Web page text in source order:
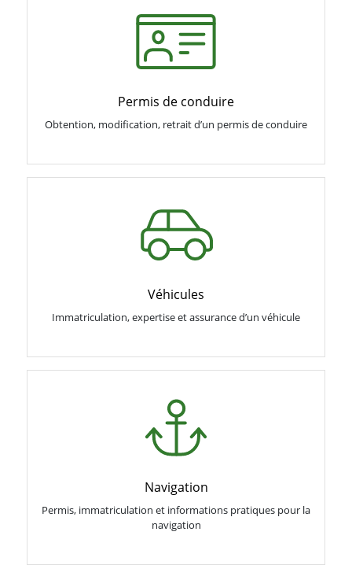
Permis de conduire
Obtention, modification, retrait d’un permis de conduire
Véhicules
Immatriculation, expertise et assurance d’un véhicule
Navigation
Permis, immatriculation et informations pratiques pour la
navigation